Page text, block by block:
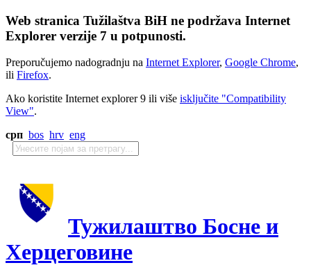
Web stranica Tužilaštva BiH ne podržava Internet
Explorer verzije 7 u potpunosti.
Preporučujemo nadogradnju na Internet Explorer, Google Chrome,
ili Firefox.
Ako koristite Internet explorer 9 ili više isključite "Compatibility
View".
срп bos hrv eng
Тужилаштво Босне и
Херцеговине